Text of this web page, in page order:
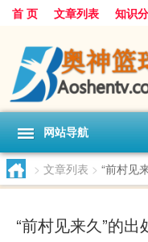
首 页 文章列表 知识
网站导航
> 文章列表 > “前村见
“前村见来久”的出